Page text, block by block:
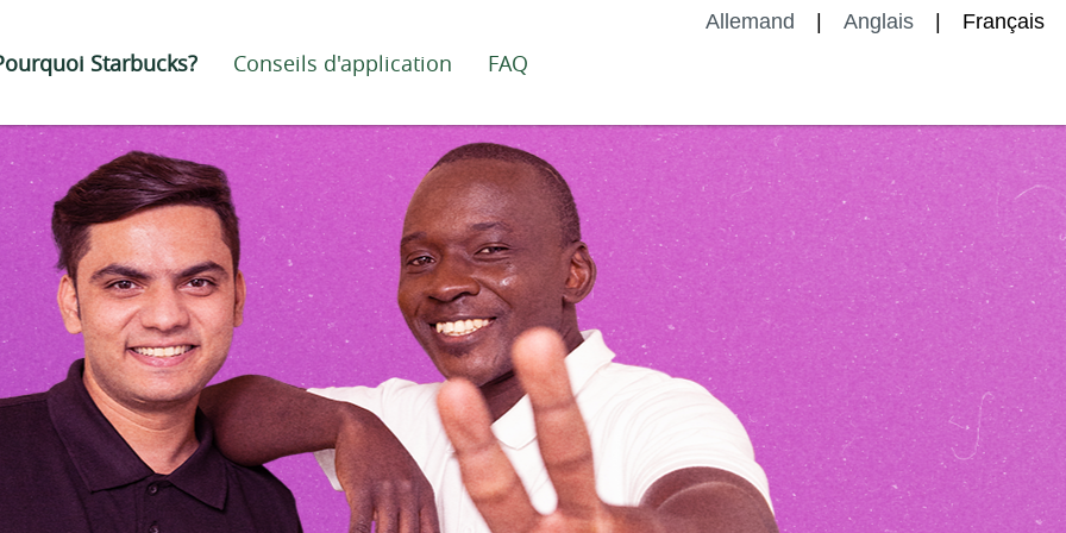
Allemand Anglais Français
Starbucks? Conseils d'application FAQ